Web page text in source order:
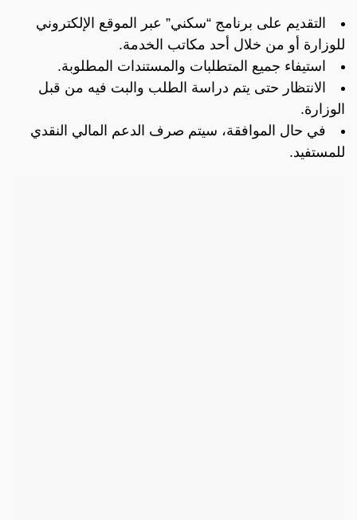
التقديم على برنامج “سكني” عبر الموقع الإلكتروني
للوزارة أو من خلال أحد مكاتب الخدمة.
استيفاء جميع المتطلبات والمستندات المطلوبة.
الانتظار حتى يتم دراسة الطلب والبت فيه من قبل
الوزارة.
في حال الموافقة، سيتم صرف الدعم المالي النقدي
للمستفيد.